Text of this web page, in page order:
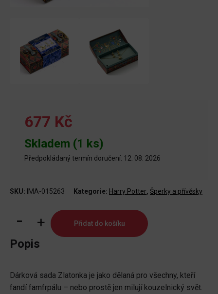
677 Kč
Skladem (1 ks)
Předpokládaný termín doručení: 12. 08. 2026
SKU: IMA-015263 Kategorie: Harry Potter, Šperky a přívěsky
Dárková
sada
Harry
Zlatonka
množství
Přidat do košíku
Popis
Dárková sada Zlatonka je jako dělaná pro všechny, kteří
fandí famfrpálu – nebo prostě jen milují kouzelnický svět.